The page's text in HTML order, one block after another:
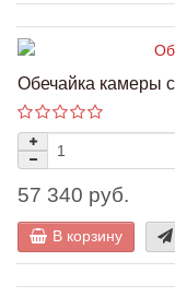
Обечайка камеры
57 340 руб.
В корзину